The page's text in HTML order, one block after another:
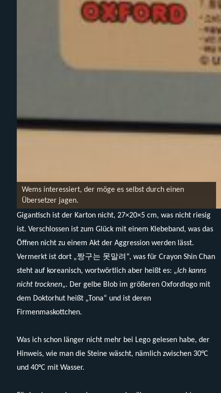
Wems interessiert, der möge es selbst durch einen
Übersetzer jagen.
Gigantisch ist der Karton nicht, 27×20×5 cm, was nicht riesig
ist. Verschlossen ist zum Glück mit einem Klebeband, was das
Öffnen nicht zu einem Akt der Aggression werden lässt.
Vermerkt ist dort „짱구는 못말려“, was für Crayon Shin Chan
steht auf koreanisch, wortwörtlich aber heißt es: „Ich kanns
nicht trocknen„. Der gelbe Blob im größeren Oxfordlogo mit
dem Doktorhut heißt „Tona“ und ist deren
Firmenmaskottchen.
Was ich schon länger nicht mehr bei Lego gelesen habe, der
Hinweis, wie man die Steine wäscht, nämlich zwischen 30°C
und 40°C mit Wasser.